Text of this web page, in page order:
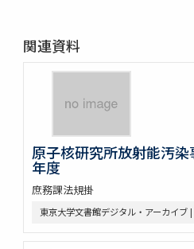
関連資料
原子核研究所放射能汚
年度
庶務課法規掛
東京大学文書館デジタル・アーカイブ